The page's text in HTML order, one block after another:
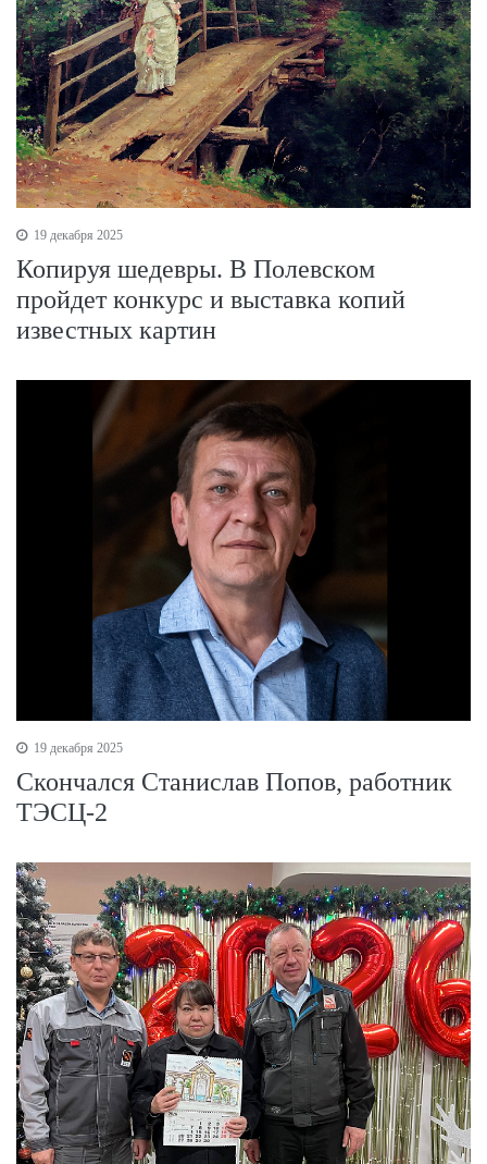
19 декабря 2025
Копируя шедевры. В Полевском
пройдет конкурс и выставка копий
известных картин
19 декабря 2025
Скончался Станислав Попов, работник
ТЭСЦ-2